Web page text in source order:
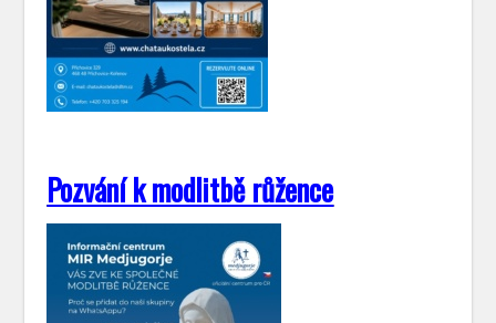
Pozvání k modlitbě růžence